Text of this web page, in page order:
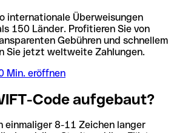
internationale Überweisungen
150 Länder. Profitieren Sie von
Gebühren und schnellem
Sie jetzt weltweite Zahlungen.
Min. eröffnen
Code aufgebaut?
einmaliger 8-11 Zeichen langer